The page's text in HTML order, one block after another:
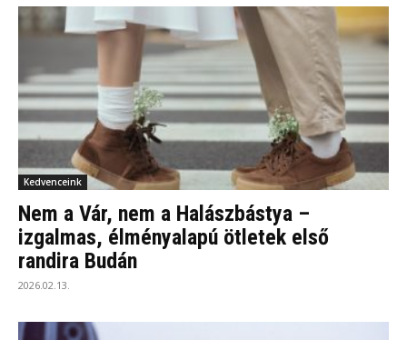
Kedvenceink
Nem a Vár, nem a Halászbástya –
izgalmas, élményalapú ötletek első
randira Budán
2026.02.13.